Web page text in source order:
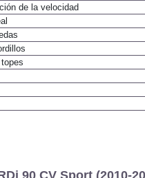
de la velocidad
90 CV Sport (2010-